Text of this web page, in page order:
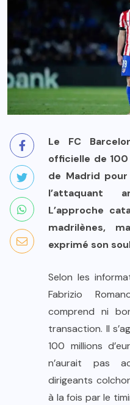
Le FC
officielle de 100
de Madrid
l’attaquant
L’approche
madrilènes,
exprimé son
Selon les
Fabrizio
comprend ni
transaction. Il
100 millions
n’aurait pas
dirigeants
à la fois par le